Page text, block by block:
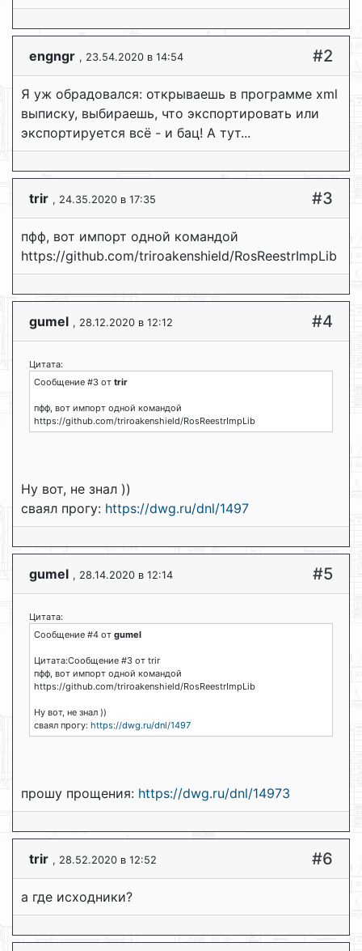
engngr , 23.54.2020 в 14:54 #2
Я уж обрадовался: открываешь в программе xml
выписку, выбираешь, что экспортировать или
экспортируется всё - и бац! А тут...
trir , 24.35.2020 в 17:35 #3
пфф, вот импорт одной командой
https://github.com/triroakenshield/RosReestrImpLib
gumel , 28.12.2020 в 12:12 #4
Цитата:
Сообщение #3 от trir
пфф, вот импорт одной командой
https://github.com/triroakenshield/RosReestrImpLib
Ну вот, не знал ))
сваял прогу: https://dwg.ru/dnl/1497
gumel , 28.14.2020 в 12:14 #5
Цитата:
Сообщение #4 от gumel
Цитата:Сообщение #3 от trir
пфф, вот импорт одной командой
https://github.com/triroakenshield/RosReestrImpLib
Ну вот, не знал ))
сваял прогу: https://dwg.ru/dnl/1497
прошу прощения: https://dwg.ru/dnl/14973
trir , 28.52.2020 в 12:52 #6
а где исходники?